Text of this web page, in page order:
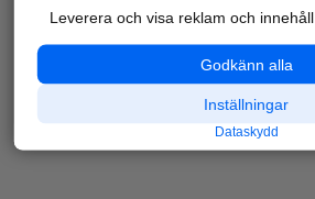
Leverera och visa reklam och innehåll
Godkänn alla
Inställningar
Dataskydd